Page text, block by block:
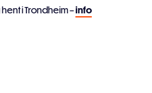
i Trondheim –info